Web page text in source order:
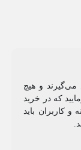
می‌گیرند و هیچ
که در خرید
کاربران باید